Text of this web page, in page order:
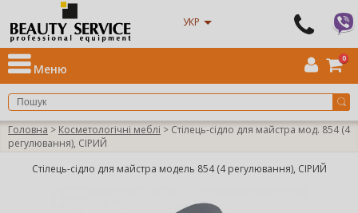
УКР
0
Меню
Головна > Косметологічні меблі > Стілець-сідло для майстра мод. 854 (4
регулювання), СІРИЙ
Стілець-сідло для майстра модель 854 (4 регулювання), СІРИЙ